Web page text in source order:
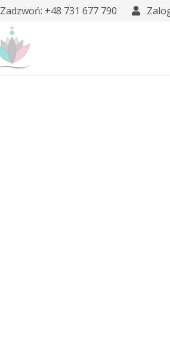
Zadzwoń: +48 731 677 790